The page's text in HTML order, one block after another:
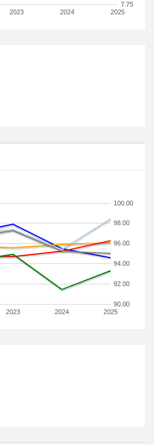
2023 2024 2025
7.75
2023 2024 2025
90.00
92.00
94.00
96.00
98.00
100.00